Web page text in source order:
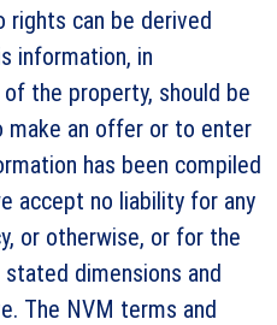
rights can be derived
information, in
the property, should be
make an offer or to enter
has been compiled
accept no liability for any
or otherwise, or for the
dimensions and
The NVM terms and